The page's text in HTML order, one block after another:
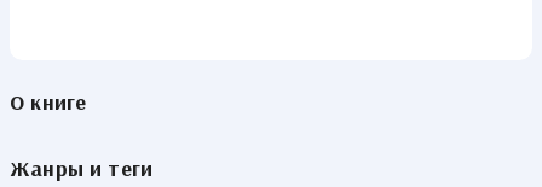
О книге
Жанры и теги